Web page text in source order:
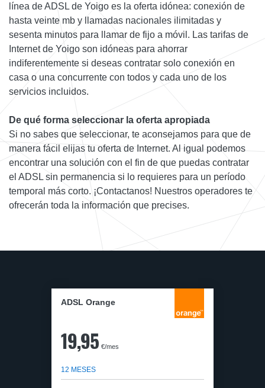
línea de ADSL de Yoigo es la oferta idónea: conexión de
hasta veinte mb y llamadas nacionales ilimitadas y
sesenta minutos para llamar de fijo a móvil. Las tarifas de
Internet de Yoigo son idóneas para ahorrar
indiferentemente si deseas contratar solo conexión en
casa o una concurrente con todos y cada uno de los
servicios incluidos.
De qué forma seleccionar la oferta apropiada
Si no sabes que seleccionar, te aconsejamos para que de
manera fácil elijas tu oferta de Internet. Al igual podemos
encontrar una solución con el fin de que puedas contratar
el ADSL sin permanencia si lo requieres para un período
temporal más corto. ¡Contactanos! Nuestros operadores te
ofrecerán toda la información que precises.
ADSL Orange
19,95 €/mes
12 MESES